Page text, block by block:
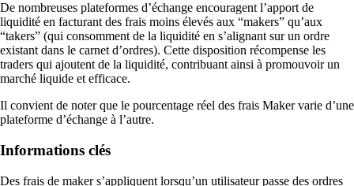
De nombreuses plateformes d’échange encouragent l’apport de
liquidité en facturant des frais moins élevés aux “makers” qu’aux
“takers” (qui consomment de la liquidité en s’alignant sur un ordre
existant dans le carnet d’ordres). Cette disposition récompense les
traders qui ajoutent de la liquidité, contribuant ainsi à promouvoir un
marché liquide et efficace.
Il convient de noter que le pourcentage réel des frais Maker varie d’une
plateforme d’échange à l’autre.
Informations clés
Des frais de maker s’appliquent lorsqu’un utilisateur passe des ordres